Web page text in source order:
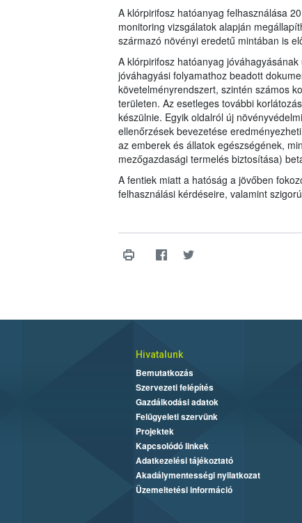
A klórpirifosz hatóanyag felhasználása
monitoring vizsgálatok alapján
származó növényi eredetű mintában is
A klórpirifosz hatóanyag
jóváhagyási folyamathoz beadott
követelményrendszert, szintén számos
területen. Az esetleges további
készülnie. Egyik oldalról új
ellenőrzések bevezetése
az emberek és állatok egészségének,
mezőgazdasági termelés biztosítása)
A fentiek miatt a hatóság a jövőben
felhasználási kérdéseire, valamint
Hivatalunk
Bemutatkozás
Szervezeti felépítés
Gazdálkodási adatok
Felügyeleti szervünk
Projektek
Kapcsolódó linkek
Adatkezelési tájékoztató
Akadálymentességi nyilatkozat
Üzemeltetési információ